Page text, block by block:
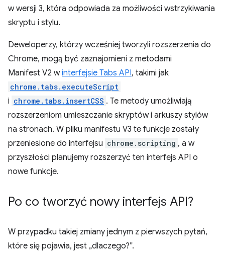
w wersji 3, która odpowiada za możliwości wstrzykiwania
skryptu i stylu.
Deweloperzy, którzy wcześniej tworzyli rozszerzenia do
Chrome, mogą być zaznajomieni z metodami
Manifest V2 winterfejsie Tabs API, takimi jak
chrome.tabs.executeScript
i chrome.tabs.insertCSS . Te metody umożliwiają
rozszerzeniom umieszczanie skryptów i arkuszy stylów
na stronach. W pliku manifestu V3 te funkcje zostały
przeniesione do interfejsu chrome.scripting , a w
przyszłości planujemy rozszerzyć ten interfejs API o
nowe funkcje.
Po co tworzyć nowy interfejs API?
W przypadku takiej zmiany jednym z pierwszych pytań,
które się pojawia, jest „dlaczego?”.